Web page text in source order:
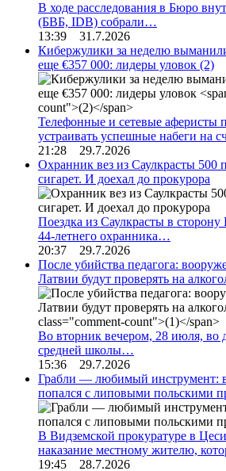
В ходе расследования в Бюро
(БВБ, IDB) собрали…
13:39 31.7.2026
Кибержулики за неделю
еще €357 000: лидеры уловок (2)
Телефонные и сетевые аферисты
устраивать успешные набеги на
21:28 29.7.2026
Охранник вез из Саулкрасты 500
сигарет. И доехал до прокурора
Поездка из Саулкрасты в сторону
44-летнего охранника…
20:37 29.7.2026
После убийства педагога:
Латвии будут проверять на
Во вторник вечером, 28 июля, во
средней школы…
15:36 29.7.2026
Грабли — любимый инструмент:
попался с липовыми польскими
В Видземской прокуратуре в
наказание местному жителю,
19:45 28.7.2026